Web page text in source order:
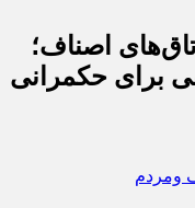
اصناف؛
برای حکمرانی